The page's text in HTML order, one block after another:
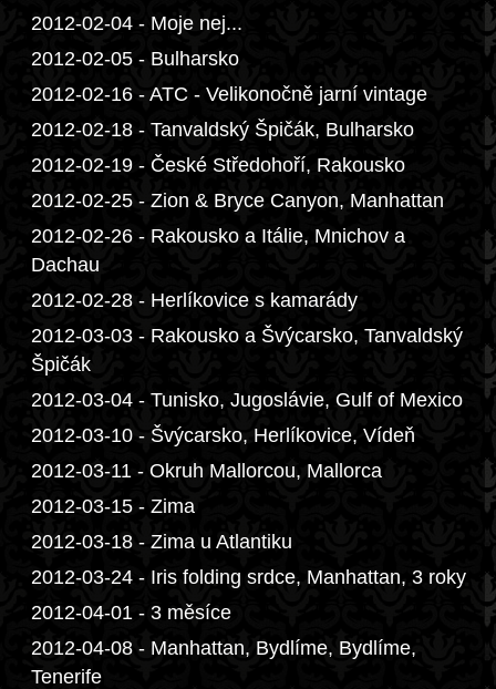
2012-02-04 - Moje nej...
2012-02-05 - Bulharsko
2012-02-16 - ATC - Velikonočně jarní vintage
2012-02-18 - Tanvaldský Špičák, Bulharsko
2012-02-19 - České Středohoří, Rakousko
2012-02-25 - Zion & Bryce Canyon, Manhattan
2012-02-26 - Rakousko a Itálie, Mnichov a
Dachau
2012-02-28 - Herlíkovice s kamarády
2012-03-03 - Rakousko a Švýcarsko, Tanvaldský
Špičák
2012-03-04 - Tunisko, Jugoslávie, Gulf of Mexico
2012-03-10 - Švýcarsko, Herlíkovice, Vídeň
2012-03-11 - Okruh Mallorcou, Mallorca
2012-03-15 - Zima
2012-03-18 - Zima u Atlantiku
2012-03-24 - Iris folding srdce, Manhattan, 3 roky
2012-04-01 - 3 měsíce
2012-04-08 - Manhattan, Bydlíme, Bydlíme,
Tenerife